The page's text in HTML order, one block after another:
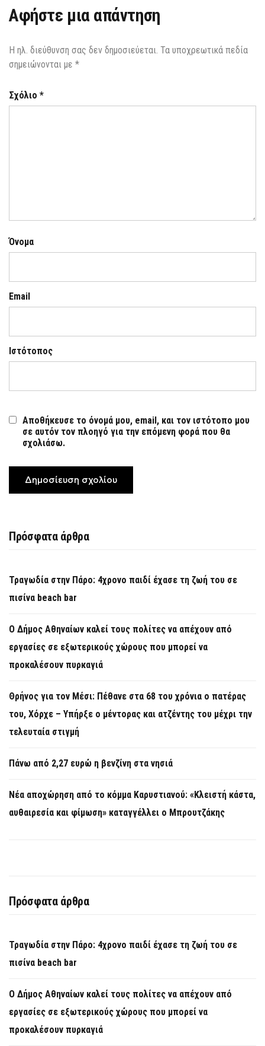
Αφήστε μια απάντηση
Η ηλ. διεύθυνση σας δεν δημοσιεύεται. Τα υποχρεωτικά πεδία
σημειώνονται με *
Σχόλιο *
Όνομα
Email
Ιστότοπος
Αποθήκευσε το όνομά μου, email, και τον ιστότοπο μου
σε αυτόν τον πλοηγό για την επόμενη φορά που θα
σχολιάσω.
Πρόσφατα άρθρα
Τραγωδία στην Πάρο: 4χρονο παιδί έχασε τη ζωή του σε
πισίνα beach bar
Ο Δήμος Αθηναίων καλεί τους πολίτες να απέχουν από
εργασίες σε εξωτερικούς χώρους που μπορεί να
προκαλέσουν πυρκαγιά
Θρήνος για τον Μέσι: Πέθανε στα 68 του χρόνια ο πατέρας
του, Χόρχε – Υπήρξε ο μέντορας και ατζέντης του μέχρι την
τελευταία στιγμή
Πάνω από 2,27 ευρώ η βενζίνη στα νησιά
Νέα αποχώρηση από το κόμμα Καρυστιανού: «Κλειστή κάστα,
αυθαιρεσία και φίμωση» καταγγέλλει ο Μπρουτζάκης
Πρόσφατα άρθρα
Τραγωδία στην Πάρο: 4χρονο παιδί έχασε τη ζωή του σε
πισίνα beach bar
Ο Δήμος Αθηναίων καλεί τους πολίτες να απέχουν από
εργασίες σε εξωτερικούς χώρους που μπορεί να
προκαλέσουν πυρκαγιά